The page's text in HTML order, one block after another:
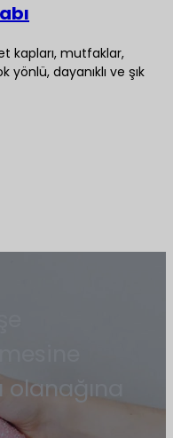
kapları, mutfaklar,
dayanıklı ve şık